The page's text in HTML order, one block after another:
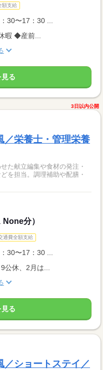
額支給
30〜17：30 ...
暇 ◆産前...
る
3日以内公開
／栄養士・管理栄養
た献立編集や食材の発注・
を担当。調理補助や配膳・
分）
通費全額支給
30〜17：30 ...
公休、2月は...
る
／ショートステイ／